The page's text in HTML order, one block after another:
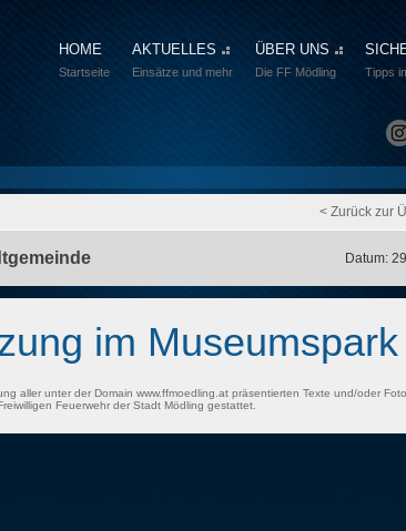
HOME
Startseite
AKTUELLES
Einsätze und mehr
ÜBER UNS
Die FF Mödling Tipps
< Zurück zur
Datum:
im Museumspark
aller unter der Domain www.ffmoedling.at präsentierten Texte und/oder
Feuerwehr der Stadt Mödling gestattet.